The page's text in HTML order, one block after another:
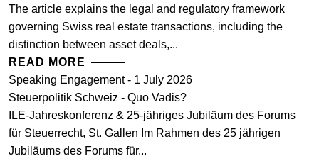
The article explains the legal and regulatory framework
governing Swiss real estate transactions, including the
distinction between asset deals,...
READ MORE
Speaking Engagement - 1 July 2026
Steuerpolitik Schweiz - Quo Vadis?
ILE-Jahreskonferenz & 25-jähriges Jubiläum des Forums
für Steuerrecht, St. Gallen Im Rahmen des 25 jährigen
Jubiläums des Forums für...